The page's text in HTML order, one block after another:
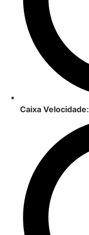
Caixa Velocidade: